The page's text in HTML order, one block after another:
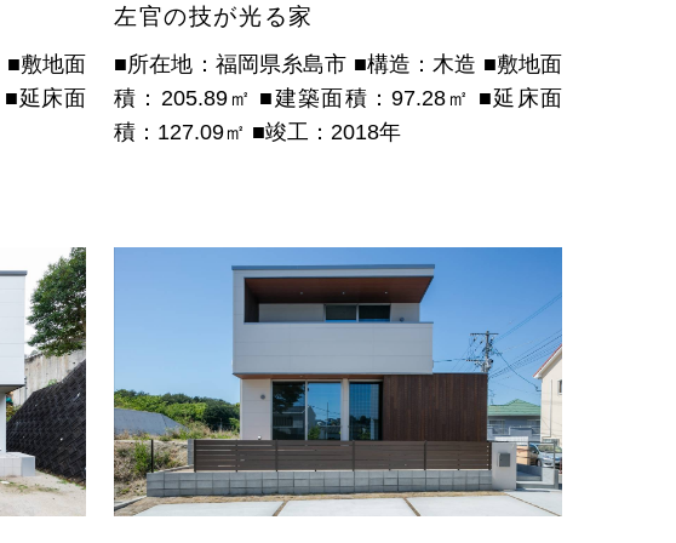
■敷地面
■延床面
左官の技が光る家
■所在地：福岡県糸島市 ■構造：木造 ■敷地面
積：205.89㎡ ■建築面積：97.28㎡ ■延床面
積：127.09㎡ ■竣工：2018年